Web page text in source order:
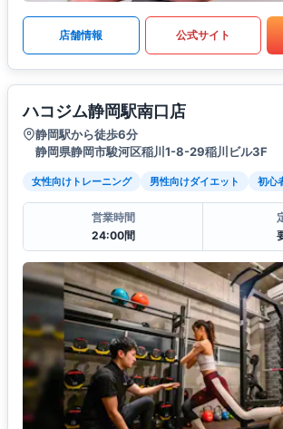
店舗情報 公式サイト
ハコジム静岡駅南口店
静岡駅から徒歩6分
静岡県静岡市駿河区稲川1-8-29稲川ビル3F
女性向けトレーニング 男性向けダイエット 初心
営業時間
24:00間